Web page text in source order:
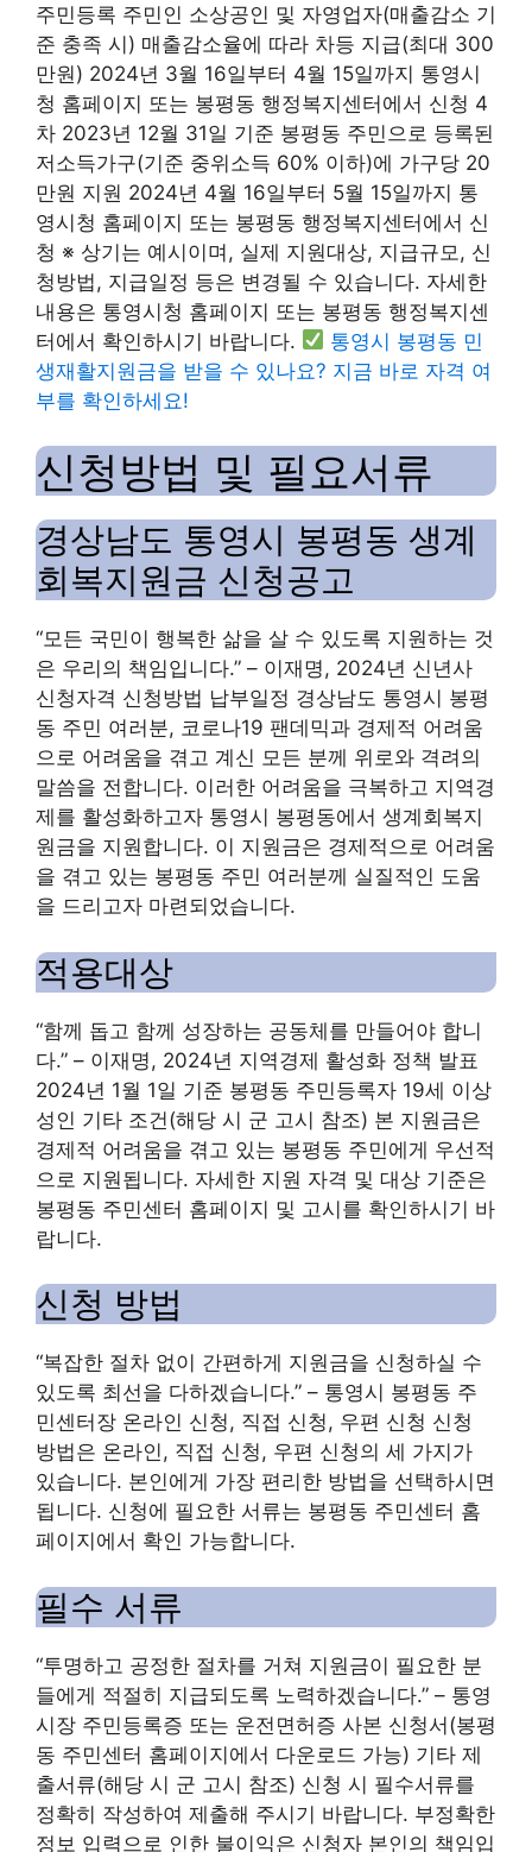
주민등록 주민인 소상공인 및 자영업자(매출감소 기
준 충족 시) 매출감소율에 따라 차등 지급(최대 300
만원) 2024년 3월 16일부터 4월 15일까지 통영시
청 홈페이지 또는 봉평동 행정복지센터에서 신청 4
차 2023년 12월 31일 기준 봉평동 주민으로 등록된
저소득가구(기준 중위소득 60% 이하)에 가구당 20
만원 지원 2024년 4월 16일부터 5월 15일까지 통
영시청 홈페이지 또는 봉평동 행정복지센터에서 신
청 ※ 상기는 예시이며, 실제 지원대상, 지급규모, 신
청방법, 지급일정 등은 변경될 수 있습니다. 자세한
내용은 통영시청 홈페이지 또는 봉평동 행정복지센
터에서 확인하시기 바랍니다.
통영시 봉평동 민
생재활지원금을 받을 수 있나요? 지금 바로 자격 여
부를 확인하세요!
신청방법 및 필요서류
경상남도 통영시 봉평동 생계
회복지원금 신청공고
“모든 국민이 행복한 삶을 살 수 있도록 지원하는 것
은 우리의 책임입니다.” – 이재명, 2024년 신년사
신청자격 신청방법 납부일정 경상남도 통영시 봉평
동 주민 여러분, 코로나19 팬데믹과 경제적 어려움
으로 어려움을 겪고 계신 모든 분께 위로와 격려의
말씀을 전합니다. 이러한 어려움을 극복하고 지역경
제를 활성화하고자 통영시 봉평동에서 생계회복지
원금을 지원합니다. 이 지원금은 경제적으로 어려움
을 겪고 있는 봉평동 주민 여러분께 실질적인 도움
을 드리고자 마련되었습니다.
적용대상
“함께 돕고 함께 성장하는 공동체를 만들어야 합니
다.” – 이재명, 2024년 지역경제 활성화 정책 발표
2024년 1월 1일 기준 봉평동 주민등록자 19세 이상
성인 기타 조건(해당 시 군 고시 참조) 본 지원금은
경제적 어려움을 겪고 있는 봉평동 주민에게 우선적
으로 지원됩니다. 자세한 지원 자격 및 대상 기준은
봉평동 주민센터 홈페이지 및 고시를 확인하시기 바
랍니다.
신청 방법
“복잡한 절차 없이 간편하게 지원금을 신청하실 수
있도록 최선을 다하겠습니다.” – 통영시 봉평동 주
민센터장 온라인 신청, 직접 신청, 우편 신청 신청
방법은 온라인, 직접 신청, 우편 신청의 세 가지가
있습니다. 본인에게 가장 편리한 방법을 선택하시면
됩니다. 신청에 필요한 서류는 봉평동 주민센터 홈
페이지에서 확인 가능합니다.
필수 서류
“투명하고 공정한 절차를 거쳐 지원금이 필요한 분
들에게 적절히 지급되도록 노력하겠습니다.” – 통영
시장 주민등록증 또는 운전면허증 사본 신청서(봉평
동 주민센터 홈페이지에서 다운로드 가능) 기타 제
출서류(해당 시 군 고시 참조) 신청 시 필수서류를
정확히 작성하여 제출해 주시기 바랍니다. 부정확한
정보 입력으로 인한 불이익은 신청자 본인의 책임입